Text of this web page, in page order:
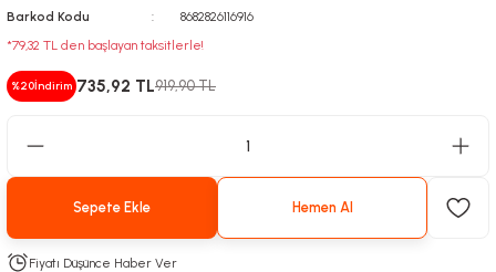
Barkod Kodu
8682826116916
*79,32 TL den başlayan taksitlerle!
%20İndirim 735,92 TL919,90 TL
Sepete Ekle Hemen Al
Fiyatı Düşünce Haber Ver